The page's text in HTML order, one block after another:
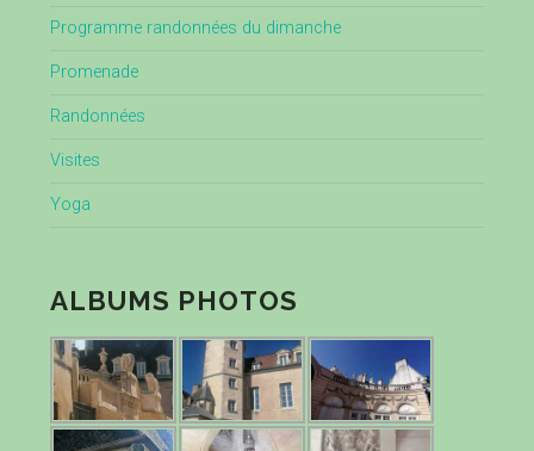
Programme randonnées du dimanche
Promenade
Randonnées
Visites
Yoga
ALBUMS PHOTOS